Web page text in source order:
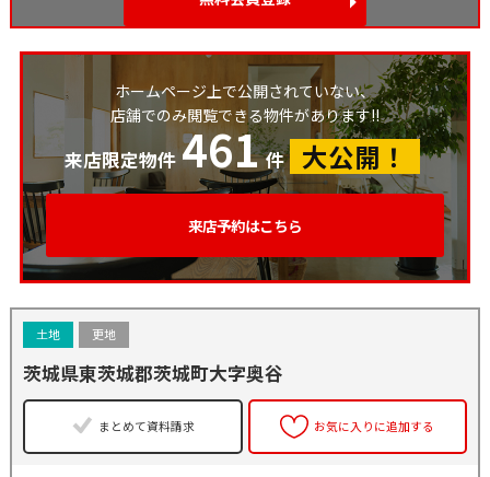
ホームページ上で公開されていない、
店舗でのみ閲覧できる物件があります!!
来店限定物件 461 件 大公開！
来店予約はこちら
土地 更地
茨城県東茨城郡茨城町大字奥谷
まとめて資料請求 お気に入りに追加する